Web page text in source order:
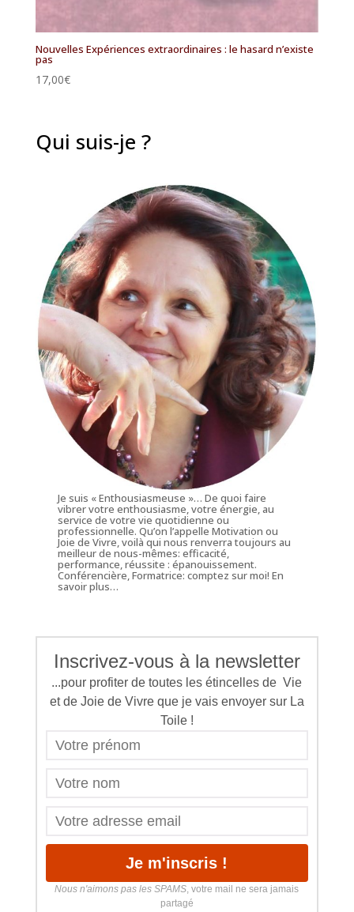
Nouvelles Expériences extraordinaires : le hasard n’existe
pas
17,00€
Qui suis-je ?
Je suis « Enthousiasmeuse »… De quoi faire
vibrer votre enthousiasme, votre énergie, au
service de votre vie quotidienne ou
professionnelle. Qu’on l’appelle Motivation ou
Joie de Vivre, voilà qui nous renverra toujours au
meilleur de nous-mêmes: efficacité,
performance, réussite : épanouissement.
Conférencière, Formatrice: comptez sur moi!En
savoir plus…
Inscrivez-vous à la newsletter
...pour profiter de toutes les étincelles de Vie
et de Joie de Vivre que je vais envoyer sur La
Toile !
Nous n'aimons pas les SPAMS , votre mail ne sera jamais
partagé